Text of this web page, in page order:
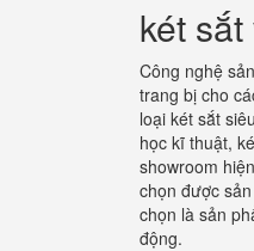
két
Công nghệ
trang bị cho
loại két sắt
học kĩ thuật,
showroom
chọn được
chọn là sản
động.